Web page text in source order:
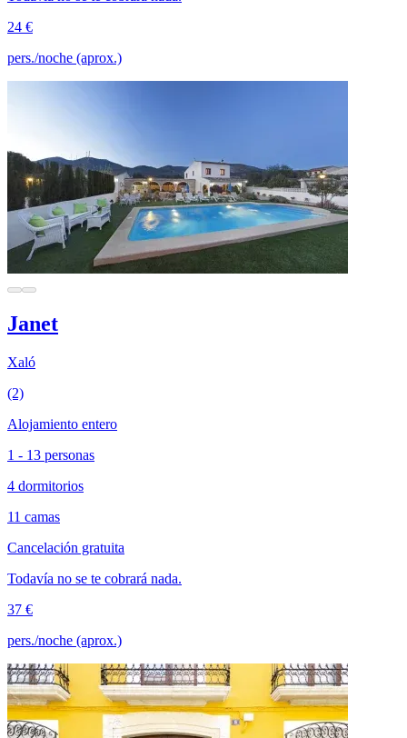
24 €
pers./noche (aprox.)
Janet
Xaló
(2)
Alojamiento entero
1 - 13 personas
4 dormitorios
11 camas
Cancelación gratuita
Todavía no se te cobrará nada.
37 €
pers./noche (aprox.)